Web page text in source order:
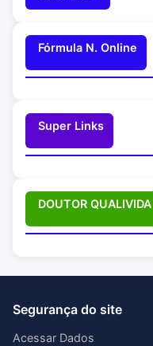
Fórmula N. Online
Super Links
DOUTOR QUALIVIDA
Segurança do site
Acessar Dados